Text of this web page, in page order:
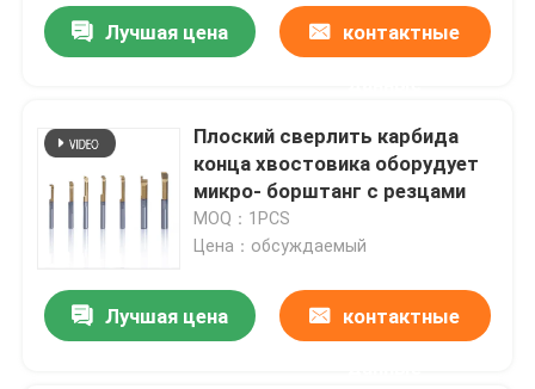
Лучшая цена контактные
Плоский сверлить карбида
конца хвостовика оборудует
микро- борштанг с резцами
MOQ：1PCS
Цена：обсуждаемый
Лучшая цена контактные